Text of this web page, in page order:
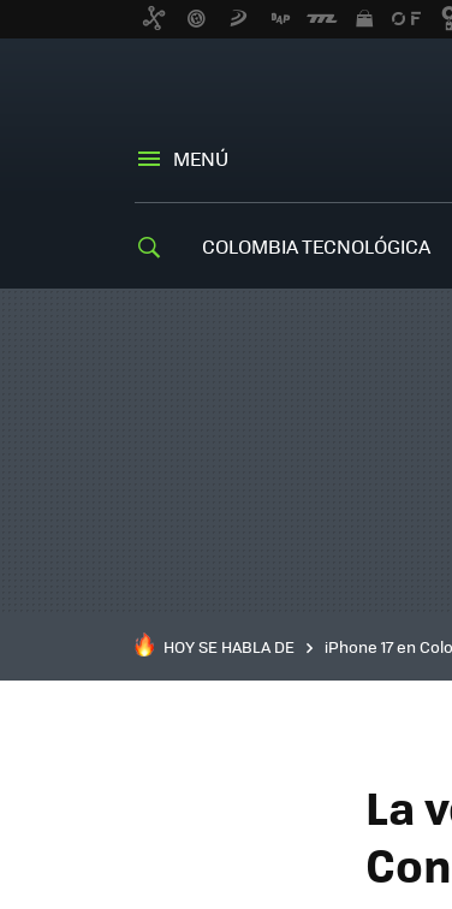
MENÚ
COLOMBIA TECNOLÓGICA
HOY SE HABLA DE iPhone 17 en
inteligente
La